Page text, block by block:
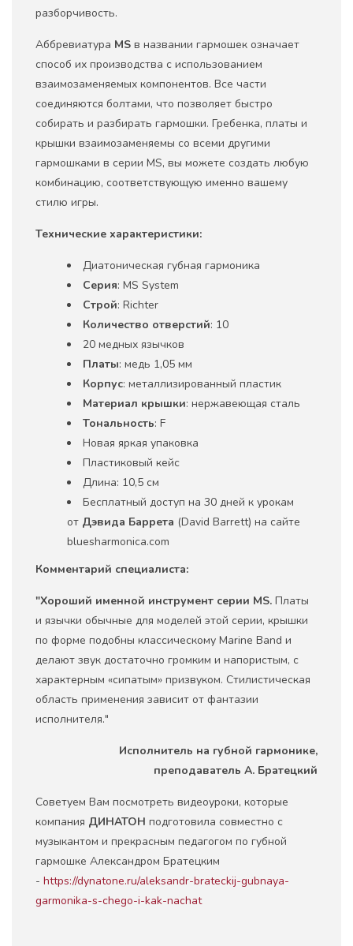
разборчивость.
Аббревиатура MS в названии гармошек означает
способ их производства с использованием
взаимозаменяемых компонентов. Все части
соединяются болтами, что позволяет быстро
собирать и разбирать гармошки. Гребенка, платы и
крышки взаимозаменяемы со всеми другими
гармошками в серии MS, вы можете создать любую
комбинацию, соответствующую именно вашему
стилю игры.
Технические характеристики:
Диатоническая губная гармоника
Серия: MS System
Строй: Richter
Количество отверстий: 10
20 медных язычков
Платы: медь 1,05 мм
Корпус: металлизированный пластик
Материал крышки: нержавеющая сталь
Тональность: F
Новая яркая упаковка
Пластиковый кейс
Длина: 10,5 см
Бесплатный доступ на 30 дней к урокам
от Дэвида Баррета (David Barrett) на сайте
bluesharmonica.com
Комментарий специалиста:
"Хороший именной инструмент серии MS. Платы
и язычки обычные для моделей этой серии, крышки
по форме подобны классическому Marine Band и
делают звук достаточно громким и напористым, с
характерным «сипатым» призвуком. Стилистическая
область применения зависит от фантазии
исполнителя."
Исполнитель на губной гармонике,
преподаватель А. Братецкий
Советуем Вам посмотреть видеоуроки, которые
компания ДИНАТОН подготовила совместно с
музыкантом и прекрасным педагогом по губной
гармошке Александром Братецким
- https://dynatone.ru/aleksandr-brateckij-gubnaya-
garmonika-s-chego-i-kak-nachat